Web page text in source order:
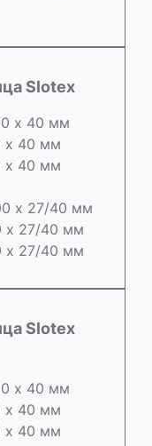
Slotex
х 40 мм
х 40 мм
х 40 мм
х 27/40 мм
х 27/40 мм
х 27/40 мм
Slotex
х 40 мм
х 40 мм
х 40 мм